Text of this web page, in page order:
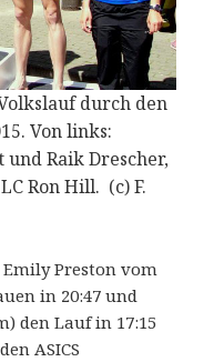
durch den
Von links:
Raik Drescher,
Ron Hill. (c) F.
Preston vom
in 20:47 und
den Lauf in 17:15
ASICS